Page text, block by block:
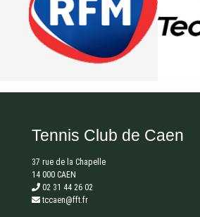
Tennis Club de Caen
37 rue de la Chapelle
14 000 CAEN
02 31 44 26 02
tccaen@fft.fr